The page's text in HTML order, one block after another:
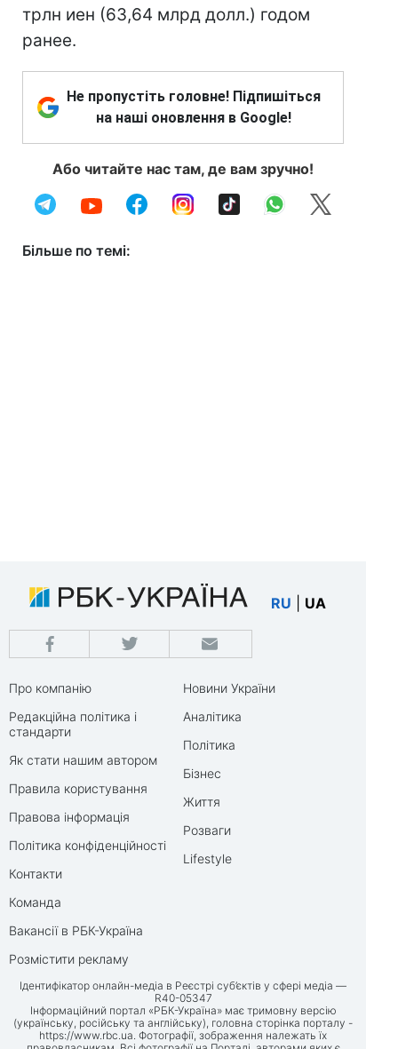
трлн иен (63,64 млрд долл.) годом
ранее.
Не пропустіть головне! Підпишіться
на наші оновлення в Google!
Або читайте нас там, де вам зручно!
Більше по темі:
RU UA
Про компанію
Редакційна політика і
стандарти
Як стати нашим автором
Правила користування
Правова інформація
Політика конфіденційності
Контакти
Команда
Вакансії в РБК-Україна
Розмістити рекламу
Новини України
Аналітика
Політика
Бізнес
Життя
Розваги
Lifestyle
Ідентифікатор онлайн-медіа в Реєстрі суб’єктів у сфері медіа —
R40-05347
Інформаційний портал «РБК-Україна» має тримовну версію
(українську, російську та англійську), головна сторінка порталу -
https://www.rbc.ua. Фотографії, зображення належать їх